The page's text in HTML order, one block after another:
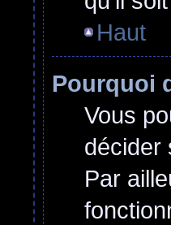
Haut
Pourquoi
Vous
décider
Par